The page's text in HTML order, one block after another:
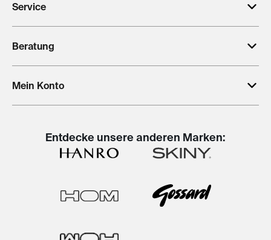
Service
Beratung
Mein Konto
Entdecke unsere anderen Marken: